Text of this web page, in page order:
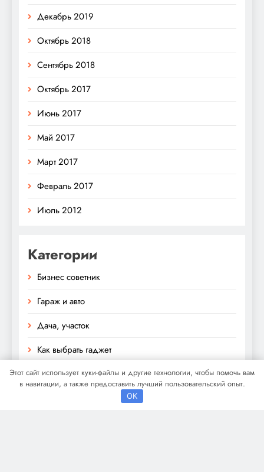
Декабрь 2019
Октябрь 2018
Сентябрь 2018
Октябрь 2017
Июнь 2017
Май 2017
Март 2017
Февраль 2017
Июль 2012
Категории
Бизнес советник
Гараж и авто
Дача, участок
Как выбрать гаджет
Новости плюс
Этот сайт использует куки-файлы и другие технологии, чтобы помочь вам
в навигации, а также предоставить лучший пользовательский опыт.
OK